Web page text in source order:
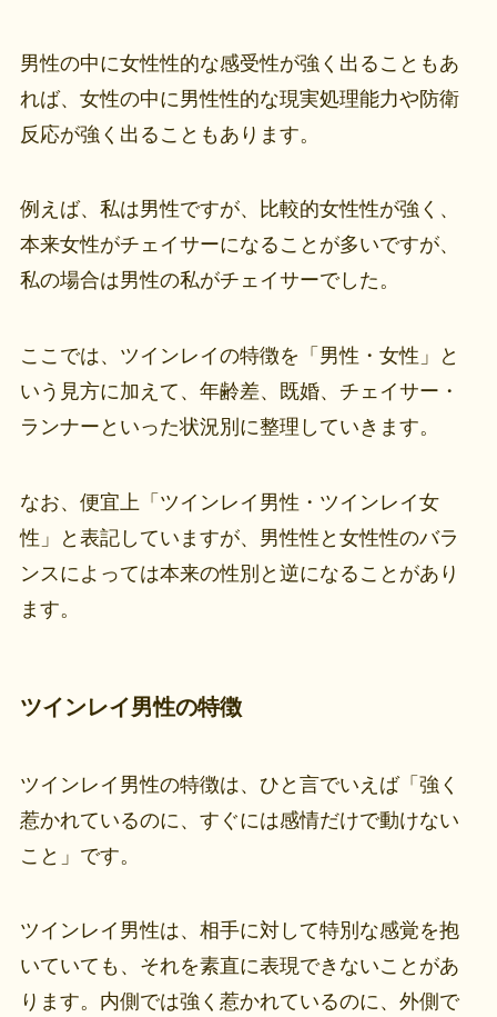
男性の中に女性性的な感受性が強く出ることもあ
れば、女性の中に男性性的な現実処理能力や防衛
反応が強く出ることもあります。
例えば、私は男性ですが、比較的女性性が強く、
本来女性がチェイサーになることが多いですが、
私の場合は男性の私がチェイサーでした。
ここでは、ツインレイの特徴を「男性・女性」と
いう見方に加えて、年齢差、既婚、チェイサー・
ランナーといった状況別に整理していきます。
なお、便宜上「ツインレイ男性・ツインレイ女
性」と表記していますが、男性性と女性性のバラ
ンスによっては本来の性別と逆になることがあり
ます。
ツインレイ男性の特徴
ツインレイ男性の特徴は、ひと言でいえば「強く
惹かれているのに、すぐには感情だけで動けない
こと」です。
ツインレイ男性は、相手に対して特別な感覚を抱
いていても、それを素直に表現できないことがあ
ります。内側では強く惹かれているのに、外側で